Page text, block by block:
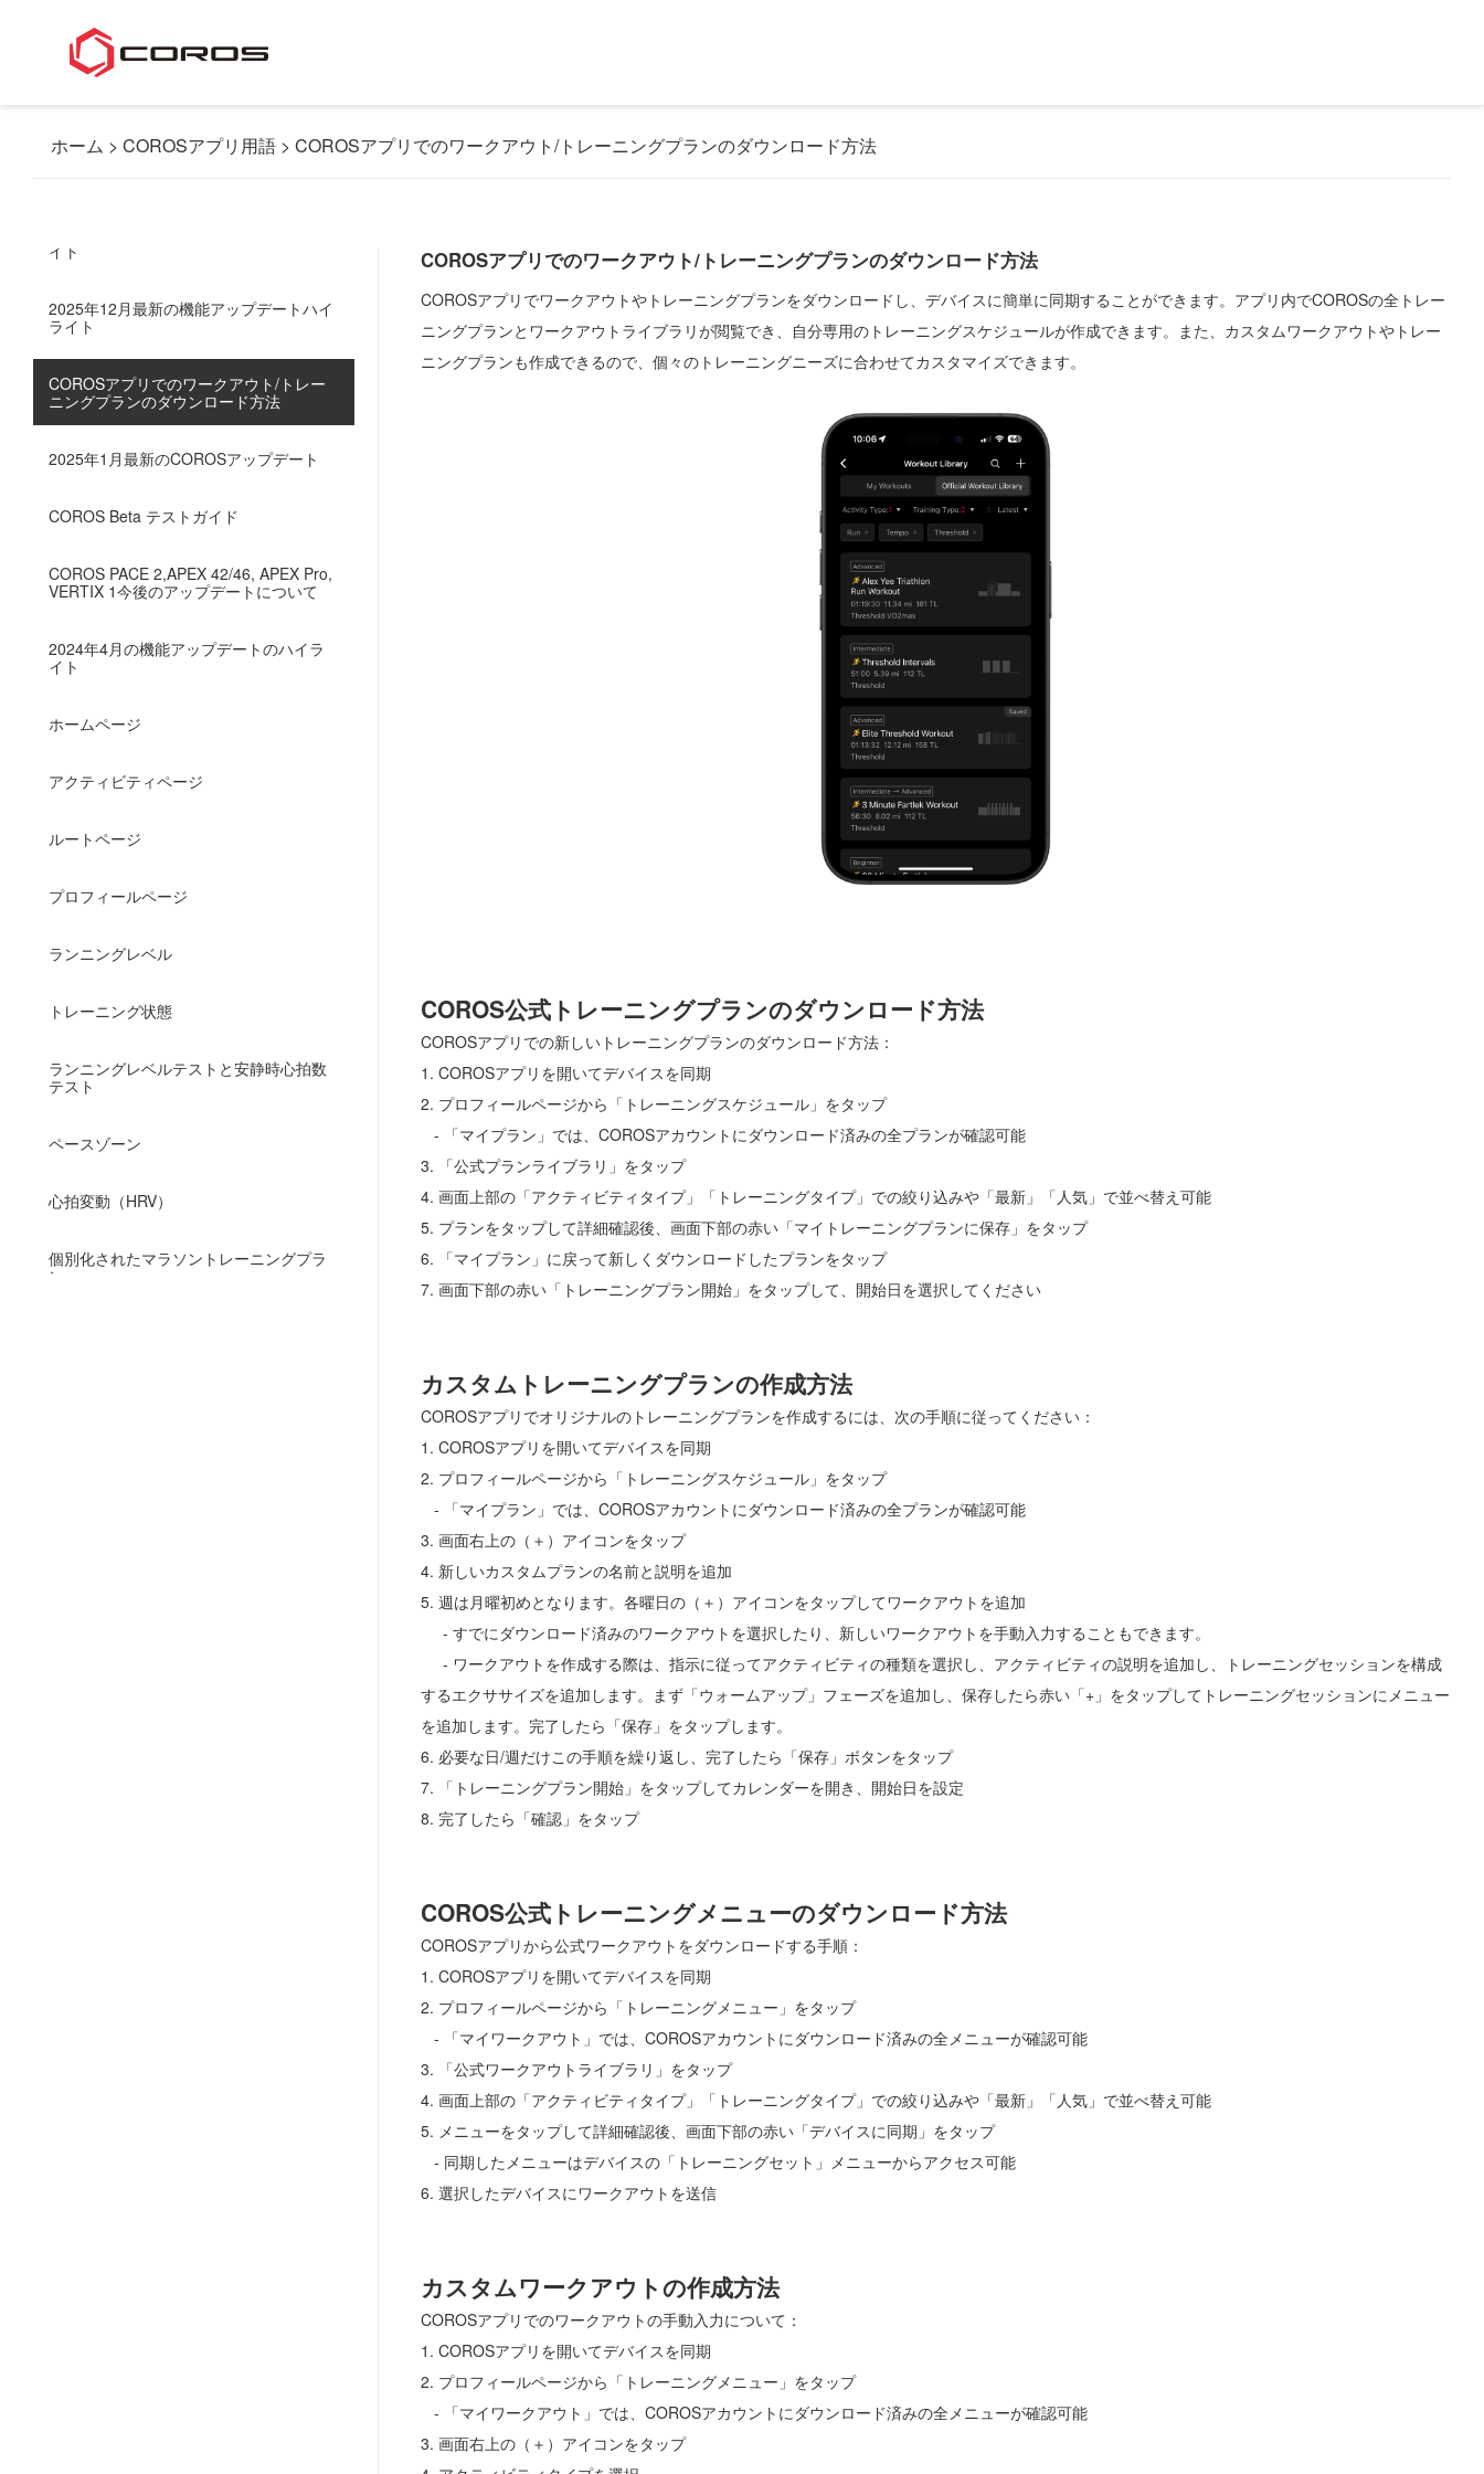
ホーム COROSアプリ用語 COROSアプリでのワークアウト/トレーニングプランのダウンロード方法
2026年8月の機能アップデートのハイラ
2026年6月の機能アップデートのハイラ
イト
2025年12月最新の機能アップデートハイ
ライト
COROSアプリでのワークアウト/トレー
ニングプランのダウンロード方法
2025年1月最新のCOROSアップデート
COROS Beta テストガイド
COROS PACE 2,APEX 42/46, APEX Pro,
VERTIX 1今後のアップデートについて
2024年4月の機能アップデートのハイラ
イト
ホームページ
アクティビティページ
ルートページ
プロフィールページ
ランニングレベル
トレーニング状態
ランニングレベルテストと安静時心拍数
テスト
ペースゾーン
心拍変動（HRV）
個別化されたマラソントレーニングプラ
ン
COROSアプリでのワークアウト/トレーニングプランのダウンロード方法
COROSアプリでワークアウトやトレーニングプランをダウンロードし、デバイスに簡単に同期することができます。アプリ内でCOROSの全トレー
ニングプランとワークアウトライブラリが閲覧でき、自分専用のトレーニングスケジュールが作成できます。また、カスタムワークアウトやトレー
ニングプランも作成できるので、個々のトレーニングニーズに合わせてカスタマイズできます。
COROS公式トレーニングプランのダウンロード方法
COROSアプリでの新しいトレーニングプランのダウンロード方法：
1. COROSアプリを開いてデバイスを同期
2. プロフィールページから「トレーニングスケジュール」をタップ
- 「マイプラン」では、COROSアカウントにダウンロード済みの全プランが確認可能
3. 「公式プランライブラリ」をタップ
4. 画面上部の「アクティビティタイプ」「トレーニングタイプ」での絞り込みや「最新」「人気」で並べ替え可能
5. プランをタップして詳細確認後、画面下部の赤い「マイトレーニングプランに保存」をタップ
6. 「マイプラン」に戻って新しくダウンロードしたプランをタップ
7. 画面下部の赤い「トレーニングプラン開始」をタップして、開始日を選択してください
カスタムトレーニングプランの作成方法
COROSアプリでオリジナルのトレーニングプランを作成するには、次の手順に従ってください：
1. COROSアプリを開いてデバイスを同期
2. プロフィールページから「トレーニングスケジュール」をタップ
- 「マイプラン」では、COROSアカウントにダウンロード済みの全プランが確認可能
3. 画面右上の（＋）アイコンをタップ
4. 新しいカスタムプランの名前と説明を追加
5. 週は月曜初めとなります。各曜日の（＋）アイコンをタップしてワークアウトを追加
- すでにダウンロード済みのワークアウトを選択したり、新しいワークアウトを手動入力することもできます。
- ワークアウトを作成する際は、指示に従ってアクティビティの種類を選択し、アクティビティの説明を追加し、トレーニングセッションを構成
するエクササイズを追加します。まず「ウォームアップ」フェーズを追加し、保存したら赤い「+」をタップしてトレーニングセッションにメニュー
を追加します。完了したら「保存」をタップします。
6. 必要な日/週だけこの手順を繰り返し、完了したら「保存」ボタンをタップ
7. 「トレーニングプラン開始」をタップしてカレンダーを開き、開始日を設定
8. 完了したら「確認」をタップ
COROS公式トレーニングメニューのダウンロード方法
COROSアプリから公式ワークアウトをダウンロードする手順：
1. COROSアプリを開いてデバイスを同期
2. プロフィールページから「トレーニングメニュー」をタップ
- 「マイワークアウト」では、COROSアカウントにダウンロード済みの全メニューが確認可能
3. 「公式ワークアウトライブラリ」をタップ
4. 画面上部の「アクティビティタイプ」「トレーニングタイプ」での絞り込みや「最新」「人気」で並べ替え可能
5. メニューをタップして詳細確認後、画面下部の赤い「デバイスに同期」をタップ
- 同期したメニューはデバイスの「トレーニングセット」メニューからアクセス可能
6. 選択したデバイスにワークアウトを送信
カスタムワークアウトの作成方法
COROSアプリでのワークアウトの手動入力について：
1. COROSアプリを開いてデバイスを同期
2. プロフィールページから「トレーニングメニュー」をタップ
- 「マイワークアウト」では、COROSアカウントにダウンロード済みの全メニューが確認可能
3. 画面右上の（＋）アイコンをタップ